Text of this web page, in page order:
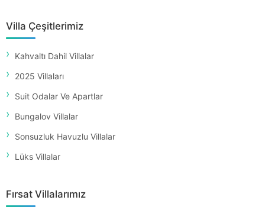
Villa Çeşitlerimiz
Kahvaltı Dahil Villalar
2025 Villaları
Suit Odalar Ve Apartlar
Bungalov Villalar
Sonsuzluk Havuzlu Villalar
Lüks Villalar
Fırsat Villalarımız